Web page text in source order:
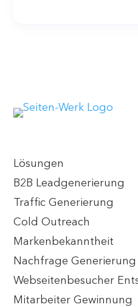
Lösungen
B2B Leadgenerierung
Traffic Generierung
Cold Outreach
Markenbekanntheit
Nachfrage Generierung
Webseitenbesucher
Mitarbeiter Gewinnung